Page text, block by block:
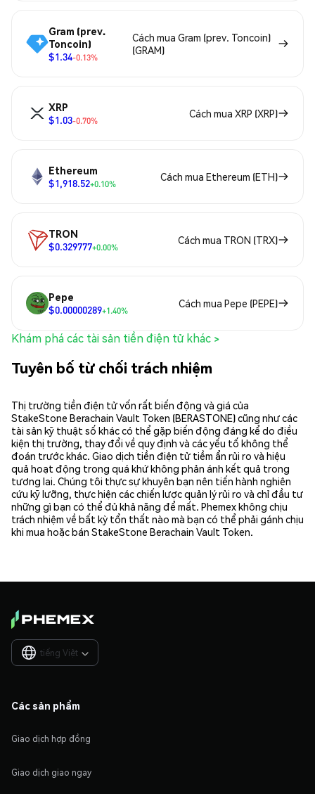
Gram (prev.
Toncoin)
$1.34-0.13%
Cách mua Gram (prev. Toncoin)
(GRAM)
XRP
$1.03-0.70%
Cách mua XRP (XRP)
Ethereum
$1,918.52+0.10%
Cách mua Ethereum (ETH)
TRON
$0.329777+0.00%
Cách mua TRON (TRX)
Pepe
$0.00000289+1.40%
Cách mua Pepe (PEPE)
Khám phá các tài sản tiền điện tử khác >
Tuyên bố từ chối trách nhiệm
Thị trường tiền điện tử vốn rất biến động và giá của
StakeStone Berachain Vault Token (BERASTONE) cũng như các
tài sản kỹ thuật số khác có thể gặp biến động đáng kể do điều
kiện thị trường, thay đổi về quy định và các yếu tố không thể
đoán trước khác. Giao dịch tiền điện tử tiềm ẩn rủi ro và hiệu
quả hoạt động trong quá khứ không phản ánh kết quả trong
tương lai. Chúng tôi thực sự khuyên bạn nên tiến hành nghiên
cứu kỹ lưỡng, thực hiện các chiến lược quản lý rủi ro và chỉ đầu tư
những gì bạn có thể đủ khả năng để mất. Phemex không chịu
trách nhiệm về bất kỳ tổn thất nào mà bạn có thể phải gánh chịu
khi mua hoặc bán StakeStone Berachain Vault Token.
tiếng Việt 
Các sản phẩm
Giao dịch hợp đồng
Giao dịch giao ngay